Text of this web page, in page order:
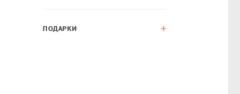
ПОДАРКИ